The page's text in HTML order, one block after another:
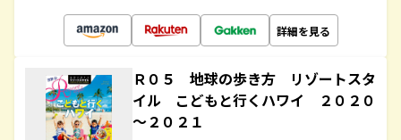
詳細を見る
Ｒ０５ 地球の歩き方 リゾートスタ
イル こどもと行くハワイ ２０２０
～２０２１